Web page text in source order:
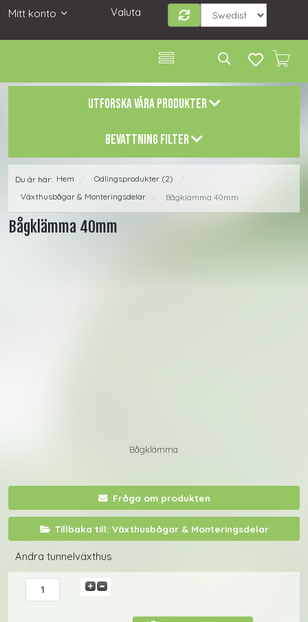
Mitt konto Valuta
UTFORSKA VÅRA PRODUKTER
BEVATTNING FILTER
Du är här: Hem / Odlingsprodukter (2)
/
Växthusbågar & Monteringsdelar
Bågklämma 40mm
Bågklämma 40mm
Bågklämma
Fråga om produkten
Tillbaka till: Växthusbågar & Monteringsdelar
Andra tunnelväxthus